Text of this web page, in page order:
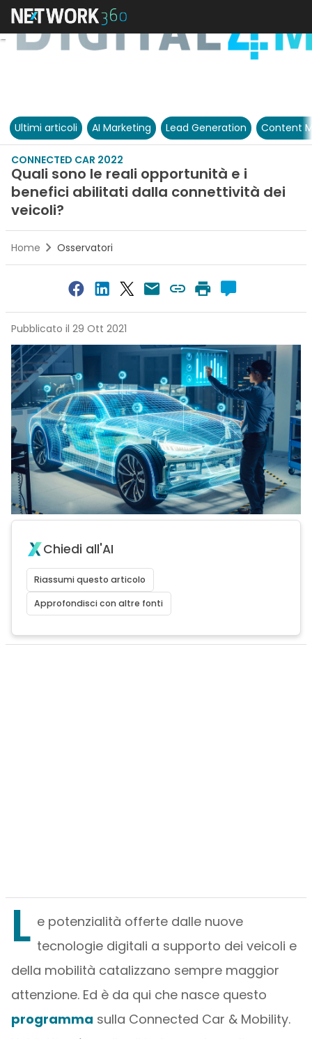
Ultimi articoli AI Marketing Lead Generation Content
CONNECTED CAR 2022
Quali sono le reali opportunità e i
benefici abilitati dalla connettività dei
veicoli?
Home Osservatori
Pubblicato il 29 Ott 2021
Chiedi all'AI
Riassumi questo articolo
Approfondisci con altre fonti
L e potenzialità offerte dalle nuove
tecnologie digitali a supporto dei veicoli e
della mobilità catalizzano sempre maggior
attenzione. Ed è da qui che nasce questo
programma sulla Connected Car & Mobility.